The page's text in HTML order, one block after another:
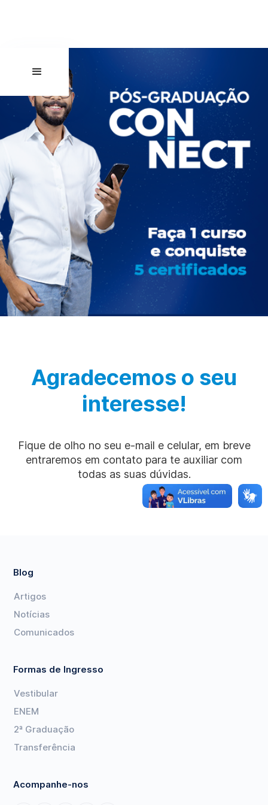
Agradecemos o seu
interesse!
Fique de olho no seu e-mail e celular, em breve
entraremos em contato para te auxiliar com
todas as suas dúvidas.
Blog
Artigos
Notícias
Comunicados
Formas de Ingresso
Vestibular
ENEM
2ª Graduação
Transferência
Acompanhe-nos